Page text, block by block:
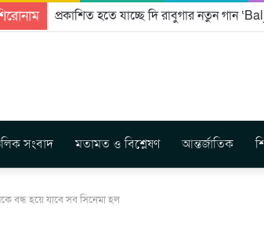
প্রকাশিত হতে যাচ্ছে দি রাবুগার নতুন গান
সংবাদ মতামত ও বিশ্লেষণ আন্তর্জাতিক
বন্ধ হয়ে যাবে সব সিনেমা হল